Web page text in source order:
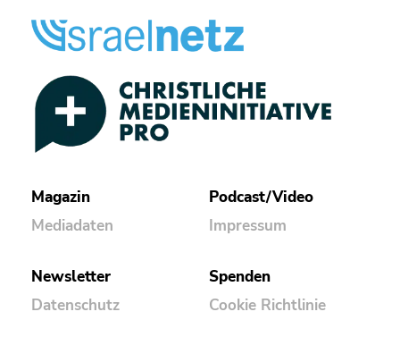
Magazin
Mediadaten
Podcast/Video
Impressum
Newsletter
Datenschutz
Spenden
Cookie Richtlinie